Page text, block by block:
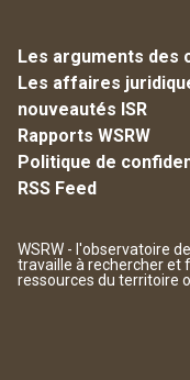
Les arguments des
Les affaires
nouveautés ISR
Rapports WSRW
Politique de
RSS Feed
WSRW - l'observatoire
travaille à rechercher et
ressources du territoire